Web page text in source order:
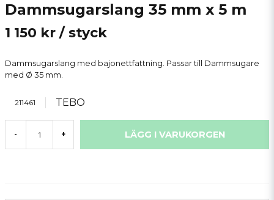
Dammsugarslang 35 mm x 5 m
1 150 kr / styck
Dammsugarslang med bajonettfattning. Passar till Dammsugare
med Ø 35 mm.
211461 TEBO
- + LÄGG I VARUKORGEN